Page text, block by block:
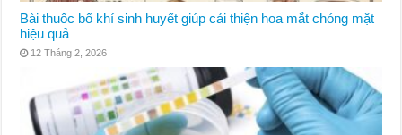
Bài thuốc bổ khí sinh huyết giúp cải thiện hoa mắt chóng mặt
hiệu quả
12 Tháng 2, 2026